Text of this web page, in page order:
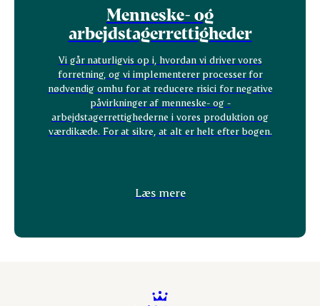
Menneske- og
arbejdstagerrettigheder
Vi går naturligvis op i, hvordan vi driver vores
forretning, og vi implementerer processer for
nødvendig omhu for at reducere risici for negative
påvirkninger af menneske- og ­
arbejdstagerrettighederne i vores produktion og
værdikæde. For at sikre, at alt er helt efter bogen.
Læs mere